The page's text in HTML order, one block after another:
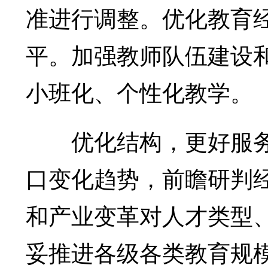
准进行调整。优化教育
平。加强教师队伍建设
小班化、个性化教学。
优化结构，更好服
口变化趋势，前瞻研判
和产业变革对人才类型
妥推进各级各类教育规